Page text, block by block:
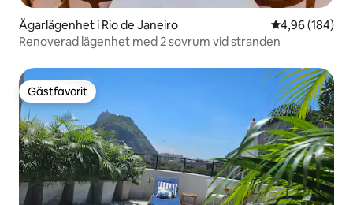
Ägarlägenhet i Rio de Janeiro 4,96 av 5 i
4,96 (184)
Renoverad lägenhet med 2 sovrum vid stranden
Gästfavorit
Gästfavorit